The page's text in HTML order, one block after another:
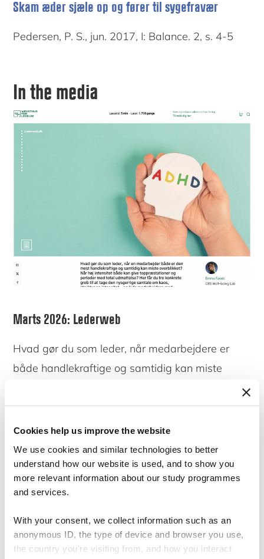
Cookies help us improve the website
We use cookies and similar technologies to better
understand how our website is used, and to show you
more relevant information about our study programmes
and services.
With your consent, we collect information such as an
anonymous ID, the type of device and browser you use,
the country you're visiting from, and how you interact
Skam æder sjæle op og fører til sygefravær
Pedersen, P. S., jun. 2017, I: Balance. 2, s. 4-5
In the media
Marts 2026: Lederweb
Hvad gør du som leder, når medarbejdere er
både handlekraftige og samtidig kan miste
nysgerrige samtale om kaos, struktur og
intensitet – og lede medarbejdere med ADHD
uden at putte dem i kasser.